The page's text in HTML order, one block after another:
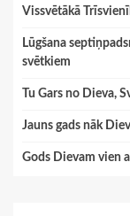
Vissvētākā
Lūgšana
svētkiem
Tu Gars no Dieva,
Jauns gads nāk
Gods Dievam vien